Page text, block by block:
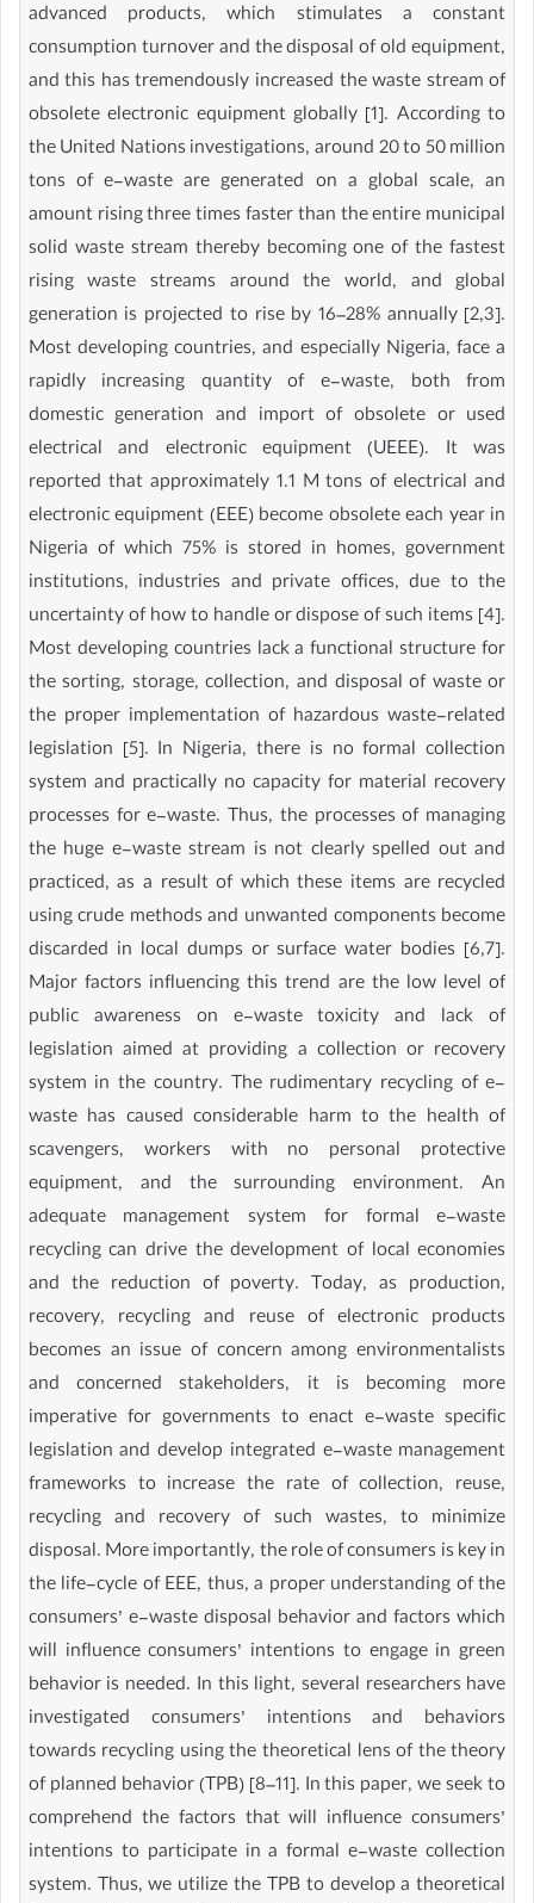
advanced products, which stimulates a constant
consumption turnover and the disposal of old equipment,
and this has tremendously increased the waste stream of
obsolete electronic equipment globally [1]. According to
the United Nations investigations, around 20 to 50 million
tons of e-waste are generated on a global scale, an
amount rising three times faster than the entire municipal
solid waste stream thereby becoming one of the fastest
rising waste streams around the world, and global
generation is projected to rise by 16–28% annually [2,3].
Most developing countries, and especially Nigeria, face a
rapidly increasing quantity of e-waste, both from
domestic generation and import of obsolete or used
electrical and electronic equipment (UEEE). It was
reported that approximately 1.1 M tons of electrical and
electronic equipment (EEE) become obsolete each year in
Nigeria of which 75% is stored in homes, government
institutions, industries and private offices, due to the
uncertainty of how to handle or dispose of such items [4].
Most developing countries lack a functional structure for
the sorting, storage, collection, and disposal of waste or
the proper implementation of hazardous waste-related
legislation [5]. In Nigeria, there is no formal collection
system and practically no capacity for material recovery
processes for e-waste. Thus, the processes of managing
the huge e-waste stream is not clearly spelled out and
practiced, as a result of which these items are recycled
using crude methods and unwanted components become
discarded in local dumps or surface water bodies [6,7].
Major factors influencing this trend are the low level of
public awareness on e-waste toxicity and lack of
legislation aimed at providing a collection or recovery
system in the country. The rudimentary recycling of e-
waste has caused considerable harm to the health of
scavengers, workers with no personal protective
equipment, and the surrounding environment. An
adequate management system for formal e-waste
recycling can drive the development of local economies
and the reduction of poverty. Today, as production,
recovery, recycling and reuse of electronic products
becomes an issue of concern among environmentalists
and concerned stakeholders, it is becoming more
imperative for governments to enact e-waste specific
legislation and develop integrated e-waste management
frameworks to increase the rate of collection, reuse,
recycling and recovery of such wastes, to minimize
disposal. More importantly, the role of consumers is key in
the life-cycle of EEE, thus, a proper understanding of the
consumers’ e-waste disposal behavior and factors which
will influence consumers’ intentions to engage in green
behavior is needed. In this light, several researchers have
investigated consumers’ intentions and behaviors
towards recycling using the theoretical lens of the theory
of planned behavior (TPB) [8–11]. In this paper, we seek to
comprehend the factors that will influence consumers’
intentions to participate in a formal e-waste collection
system. Thus, we utilize the TPB to develop a theoretical